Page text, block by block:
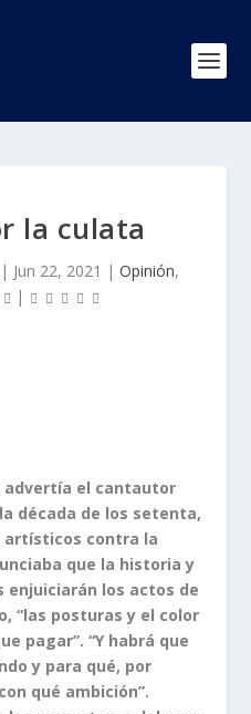
la culata
| Jun 22, 2021 | Opinión,
|
advertía el cantautor
década de los setenta,
artísticos contra la
que la historia y
los actos de
“las posturas y el color
pagar”. “Y habrá que
y para qué, por
qué ambición”.